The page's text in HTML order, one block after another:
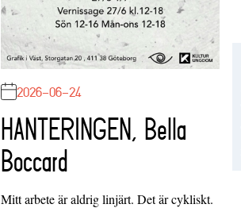
2026-06-24
HANTERINGEN, Bella
Boccard
Mitt arbete är aldrig linjärt. Det är cykliskt.